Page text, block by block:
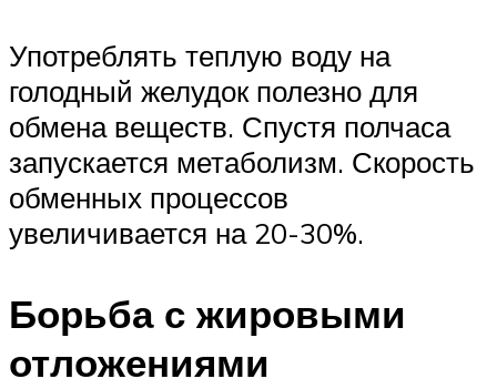
Употреблять теплую воду на
голодный желудок полезно для
обмена веществ. Спустя полчаса
запускается метаболизм. Скорость
обменных процессов
увеличивается на 20-30%.
Борьба с жировыми
отложениями